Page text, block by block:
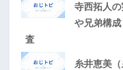
寺西拓人
や兄弟構
査
糸井恵美